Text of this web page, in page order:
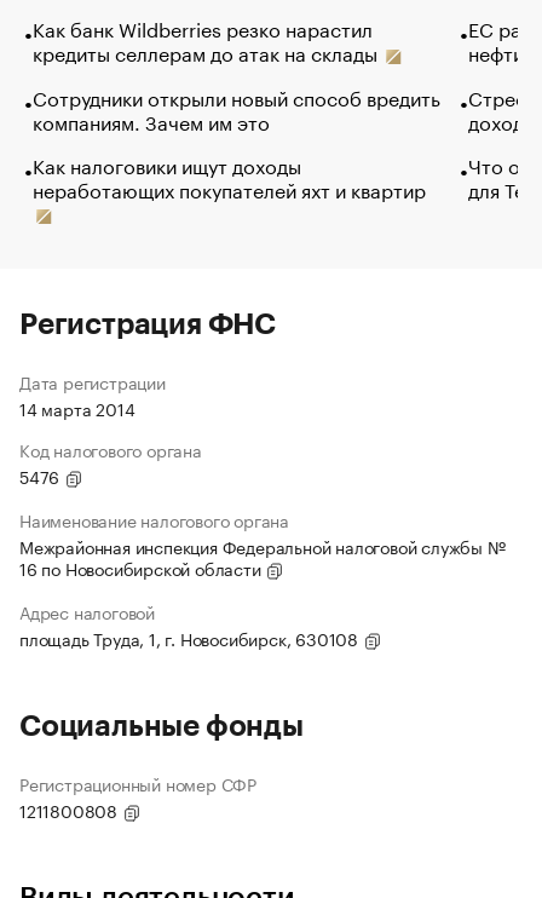
Как банк Wildberries резко нарастил
кредиты селлерам до атак на склады
Сотрудники открыли новый способ вредить
компаниям. Зачем им это
Как налоговики ищут доходы
неработающих покупателей яхт и квартир
ЕС
нефти
Что
для
Регистрация ФНС
Дата регистрации
14 марта 2014
Код налогового органа
5476
Наименование налогового органа
Межрайонная инспекция Федеральной налоговой службы №
16 по Новосибирской области
Адрес налоговой
площадь Труда, 1, г. Новосибирск, 630108
Социальные фонды
Регистрационный номер СФР
1211800808